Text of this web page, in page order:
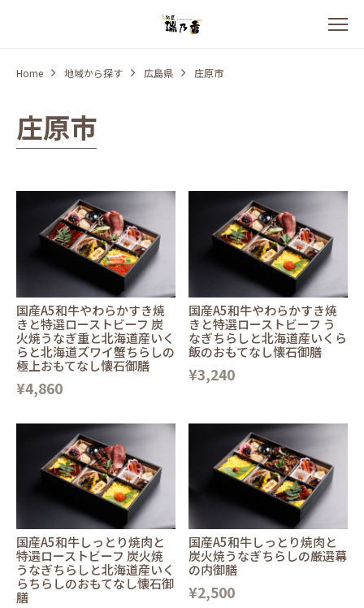
Home 地域から探す 広島県 庄原市
庄原市
国産A5和牛やわらかすき焼
きと特選ローストビーフ 炭
火焼うなぎ重と北海道産いく
らと北海道ズワイ蟹ちらしの
極上おもてなし懐石御膳
¥4,860
国産A5和牛やわらかすき焼
きと特選ローストビーフ う
なぎちらしと北海道産いくら
飯のおもてなし懐石御膳
¥3,240
国産A5和牛しっとり焼肉と
特選ローストビーフ 炭火焼
うなぎちらしと北海道産いく
らちらしのおもてなし懐石御
膳
国産A5和牛しっとり焼肉と
炭火焼うなぎちらしの厳選幕
の内御膳
¥2,500